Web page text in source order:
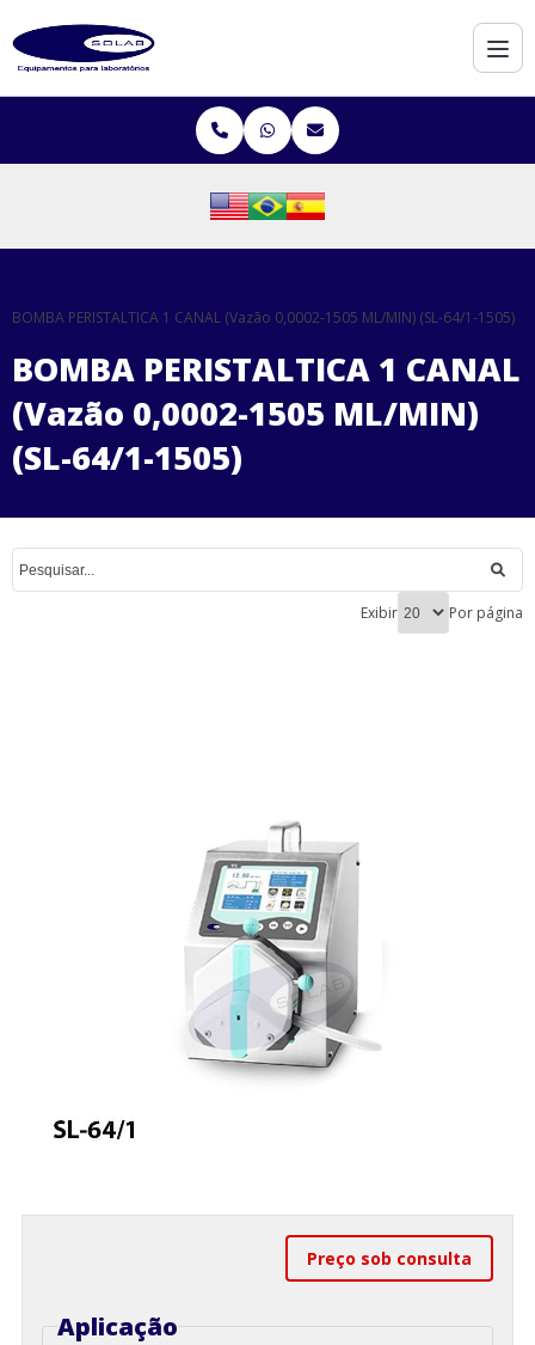
BOMBA PERISTALTICA 1 CANAL (Vazão 0,0002-1505 ML/MIN) (SL-64/1-1505)
BOMBA PERISTALTICA 1 CANAL
(Vazão 0,0002-1505 ML/MIN)
(SL-64/1-1505)
Exibir Por página
Preço sob consulta
Aplicação